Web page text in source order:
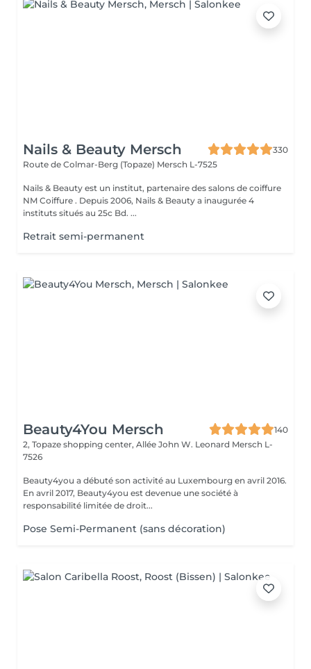
Nails & Beauty Mersch
330
Route de Colmar-Berg (Topaze) Mersch L-7525
Nails & Beauty est un institut, partenaire des salons de coiffure
NM Coiffure . Depuis 2006, Nails & Beauty a inaugurée 4
instituts situés au 25c Bd. ...
Retrait semi-permanent
Beauty4You Mersch
140
2, Topaze shopping center, Allée John W. Leonard Mersch L-
7526
Beauty4you a débuté son activité au Luxembourg en avril 2016.
En avril 2017, Beauty4you est devenue une société à
responsabilité limitée de droit...
Pose Semi-Permanent (sans décoration)